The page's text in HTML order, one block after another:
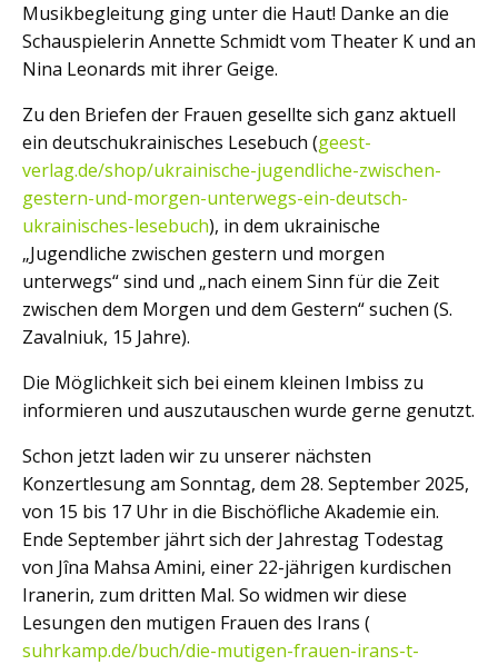
Musikbegleitung ging unter die Haut! Danke an die
Schauspielerin Annette Schmidt vom Theater K und an
Nina Leonards mit ihrer Geige.
Zu den Briefen der Frauen gesellte sich ganz aktuell
ein deutschukrainisches Lesebuch (geest-
verlag.de/shop/ukrainische-jugendliche-zwischen-
gestern-und-morgen-unterwegs-ein-deutsch-
ukrainisches-lesebuch), in dem ukrainische
„Jugendliche zwischen gestern und morgen
unterwegs“ sind und „nach einem Sinn für die Zeit
zwischen dem Morgen und dem Gestern“ suchen (S.
Zavalniuk, 15 Jahre).
Die Möglichkeit sich bei einem kleinen Imbiss zu
informieren und auszutauschen wurde gerne genutzt.
Schon jetzt laden wir zu unserer nächsten
Konzertlesung am Sonntag, dem 28. September 2025,
von 15 bis 17 Uhr in die Bischöfliche Akademie ein.
Ende September jährt sich der Jahrestag Todestag
von Jîna Mahsa Amini, einer 22-jährigen kurdischen
Iranerin, zum dritten Mal. So widmen wir diese
Lesungen den mutigen Frauen des Irans (
suhrkamp.de/buch/die-mutigen-frauen-irans-t-